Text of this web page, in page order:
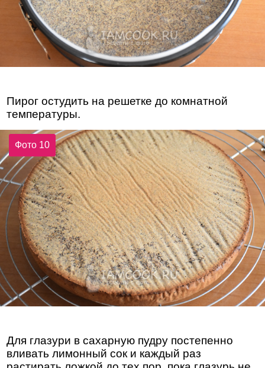
Пирог остудить на решетке до комнатной
температуры.
Фото 10
Для глазури в сахарную пудру постепенно
вливать лимонный сок и каждый раз